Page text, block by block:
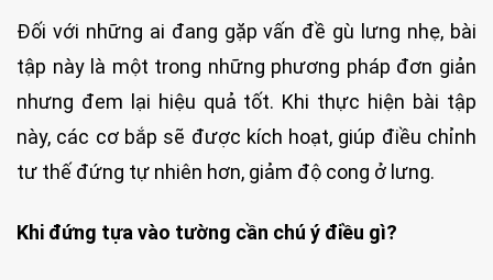
Đối với những ai đang gặp vấn đề gù lưng nhẹ, bài
tập này là một trong những phương pháp đơn giản
nhưng đem lại hiệu quả tốt. Khi thực hiện bài tập
này, các cơ bắp sẽ được kích hoạt, giúp điều chỉnh
tư thế đứng tự nhiên hơn, giảm độ cong ở lưng.
Khi đứng tựa vào tường cần chú ý điều gì?